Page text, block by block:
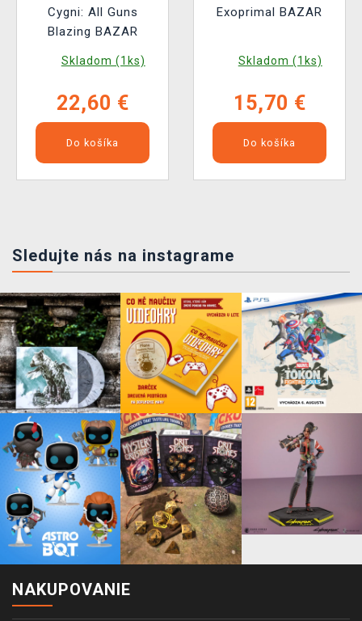
Cygni: All Guns
Blazing BAZAR
Skladom (1ks)
22,60 €
Do košíka
Exoprimal BAZAR
Skladom (1ks)
15,70 €
Do košíka
Sledujte nás na instagrame
NAKUPOVANIE